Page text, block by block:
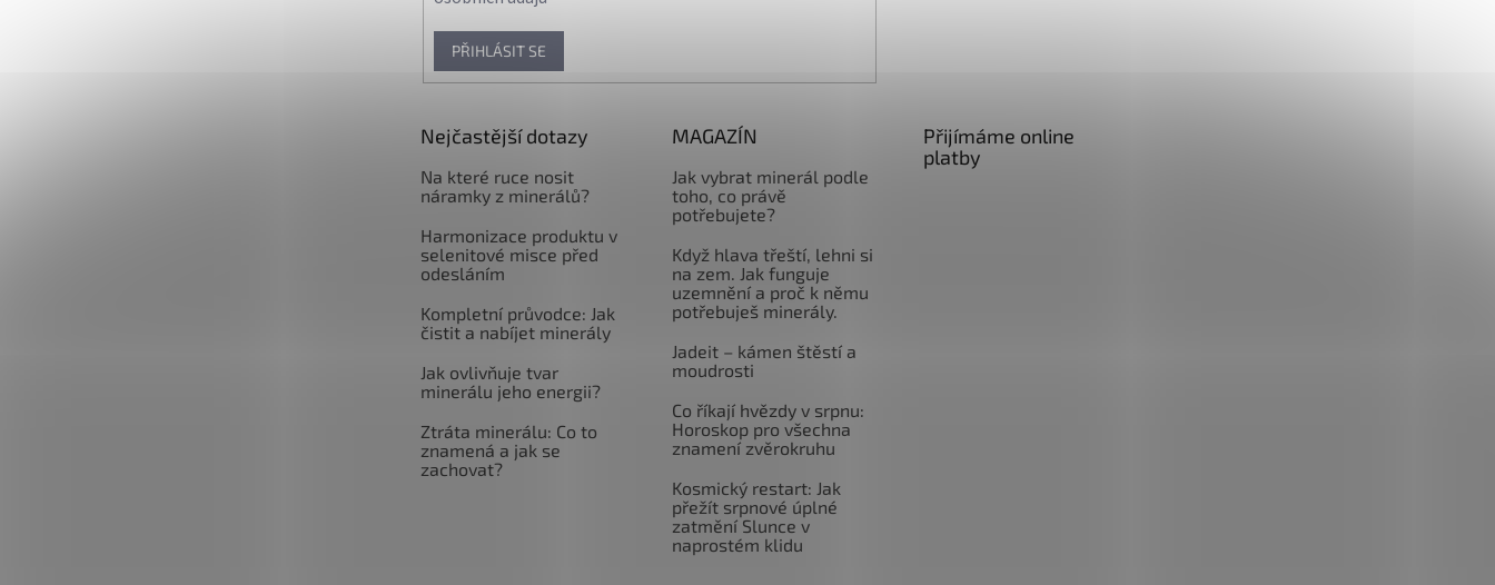
PŘIHLÁSIT SE
Nejčastější dotazy
Na které ruce nosit
náramky z minerálů?
Harmonizace produktu v
selenitové misce před
odesláním
Kompletní průvodce: Jak
čistit a nabíjet minerály
Jak ovlivňuje tvar
minerálu jeho energii?
Ztráta minerálu: Co to
znamená a jak se
zachovat?
MAGAZÍN
Jak vybrat minerál podle
toho, co právě
potřebujete?
Když hlava třeští, lehni si
na zem. Jak funguje
uzemnění a proč k němu
potřebuješ minerály.
Jadeit – kámen štěstí a
moudrosti
Co říkají hvězdy v srpnu:
Horoskop pro všechna
znamení zvěrokruhu
Kosmický restart: Jak
přežít srpnové úplné
zatmění Slunce v
naprostém klidu
Přijímáme online
platby